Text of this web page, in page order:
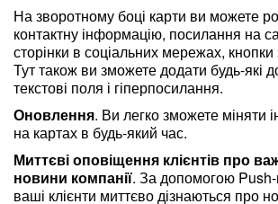
На зворотному боці карти ви можете
контактну інформацію, посилання на
сторінки в соціальних мережах, кнопки
Тут також ви зможете додати будь-які
текстові поля і гіперпосилання.
Оновлення. Ви легко зможете міняти
на картах в будь-який час.
Миттєві оповіщення клієнтів про
новини компанії. За допомогою
ваші клієнти миттєво дізнаються про